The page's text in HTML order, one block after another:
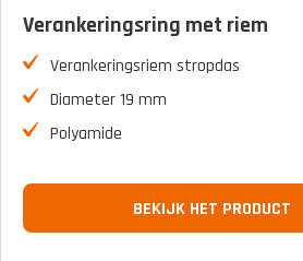
FILTER
Verankeringsring met riem
Verankeringsriem stropdas
Diameter 19 mm
Polyamide
BEKIJK HET PRODUCT